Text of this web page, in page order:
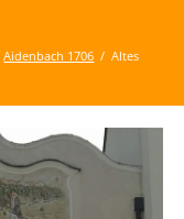
Aidenbach 1706
Altes